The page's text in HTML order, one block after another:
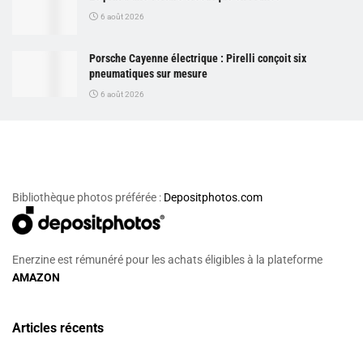
6 août 2026
Porsche Cayenne électrique : Pirelli conçoit six
pneumatiques sur mesure
6 août 2026
Bibliothèque photos préférée : Depositphotos.com
Enerzine est rémunéré pour les achats éligibles à la plateforme
AMAZON
Articles récents